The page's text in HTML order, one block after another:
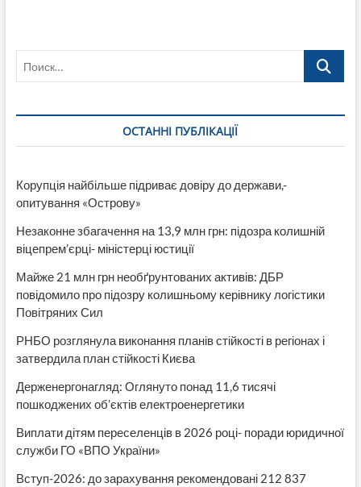
Поиск…
ОСТАННІ ПУБЛІКАЦІЇ
Корупція найбільше підриває довіру до держави,-
опитування «Острову»
Незаконне збагачення на 13,9 млн грн: підозра колишній
віцепрем’єрці- міністерці юстиції
Майже 21 млн грн необґрунтованих активів: ДБР
повідомило про підозру колишньому керівнику логістики
Повітряних Сил
РНБО розглянула виконання планів стійкості в регіонах і
затвердила план стійкості Києва
Держенергонагляд: Оглянуто понад 11,6 тисячі
пошкоджених об’єктів електроенергетики
Виплати дітям переселенців в 2026 році- поради юридичної
служби ГО «ВПО України»
Вступ-2026: до зарахування рекомендовані 212 837